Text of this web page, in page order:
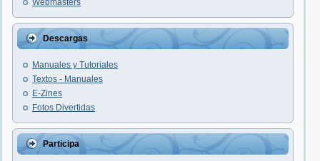
Webmasters
Descargas
Manuales y Tutoriales
Textos - Manuales
E-Zines
Fotos Divertidas
Participa